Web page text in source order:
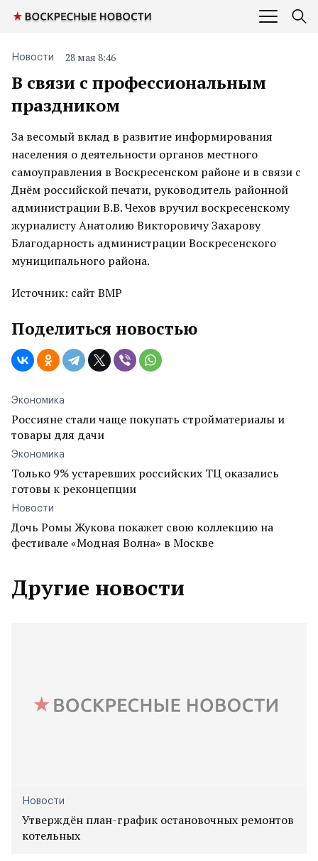
В связи с профессиональным
праздником
Новости 28 мая 8:46
За весомый вклад в развитие информирования
населения о деятельности органов местного
самоуправления в Воскресенском районе и в связи с
Днём российской печати, руководитель районной
администрации В.В. Чехов вручил воскресенскому
журналисту Анатолию Викторовичу Захарову
Благодарность администрации Воскресенского
муниципального района.
Источник: сайт ВМР
Поделиться новостью
Экономика
Россияне стали чаще покупать стройматериалы и
товары для дачи
Экономика
Только 9% устаревших российских ТЦ оказались
готовы к реконцепции
Новости
Дочь Ромы Жукова покажет свою коллекцию на
фестивале «Модная Волна» в Москве
Другие новости
Новости
Утверждён план-график остановочных ремонтов
котельных